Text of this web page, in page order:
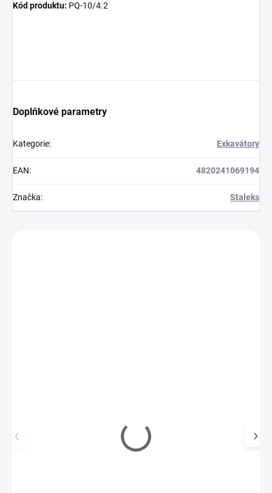
Kód produktu: PQ-10/4.2
Doplňkové parametry
Kategorie: Exkavátory
EAN: 4820241069194
Značka: Staleks